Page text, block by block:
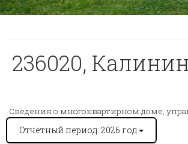
236020,
Сведения о многоквартирном доме,
Отчётный период: 2026 год